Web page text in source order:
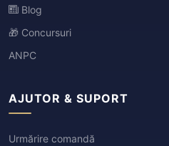
Blog
🎁 Concursuri
ANPC
AJUTOR & SUPORT
Urmărire comandă